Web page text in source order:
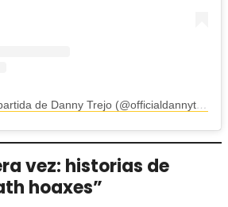
Una publicación compartida de Danny Trejo (@officialdannytrejo)
vez: historias de
hoaxes”